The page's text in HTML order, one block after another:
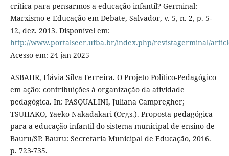
crítica para pensarmos a educação infantil? Germinal:
Marxismo e Educação em Debate, Salvador, v. 5, n. 2, p. 5-
12, dez. 2013. Disponível em:
http://www.portalseer.ufba.br/index.php/revistagerminal/
Acesso em: 24 jan 2025
ASBAHR, Flávia Silva Ferreira. O Projeto Político-Pedagógico
em ação: contribuições à organização da atividade
pedagógica. In: PASQUALINI, Juliana Campregher;
TSUHAKO, Yaeko Nakadakari (Orgs.). Proposta pedagógica
para a educação infantil do sistema municipal de ensino de
Bauru/SP. Bauru: Secretaria Municipal de Educação, 2016.
p. 723-735.